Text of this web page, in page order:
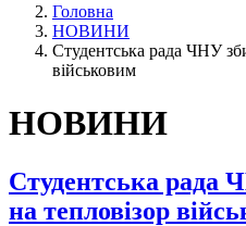
Головна
НОВИНИ
Студентська рада ЧНУ
військовим
НОВИНИ
Студентська рада
на тепловізор